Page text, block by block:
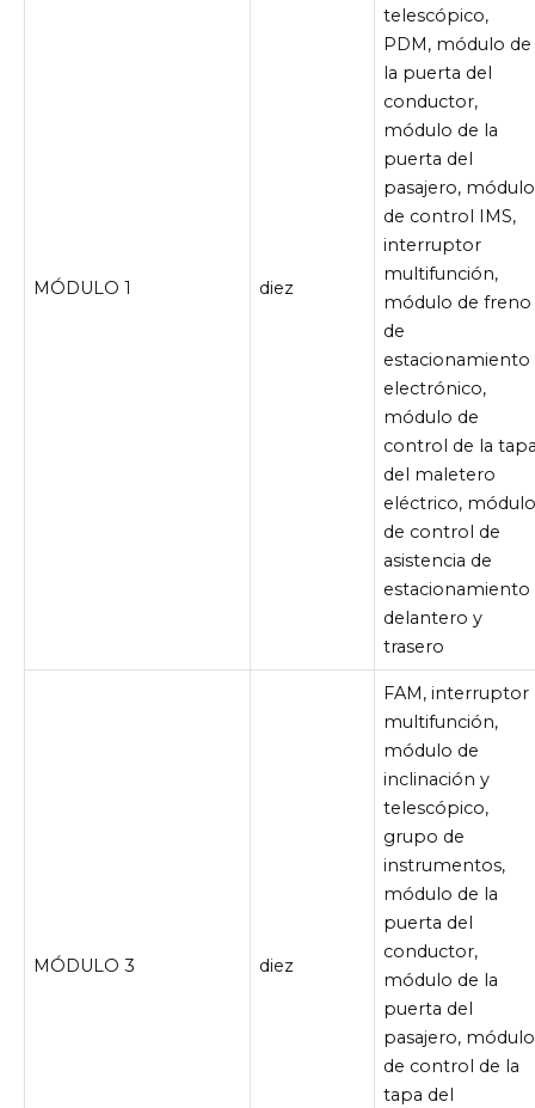
MÓDULO 1 diez
telescópico,
PDM, módulo de
la puerta del
conductor,
módulo de la
puerta del
pasajero, módulo
de control IMS,
interruptor
multifunción,
módulo de freno
de
estacionamiento
electrónico,
módulo de
control de la
del maletero
eléctrico,
de control de
asistencia de
estacionamiento
delantero y
trasero
MÓDULO 3 diez
FAM, interruptor
multifunción,
módulo de
inclinación y
telescópico,
grupo de
instrumentos,
módulo de la
puerta del
conductor,
módulo de la
puerta del
pasajero, módulo
de control de la
tapa del